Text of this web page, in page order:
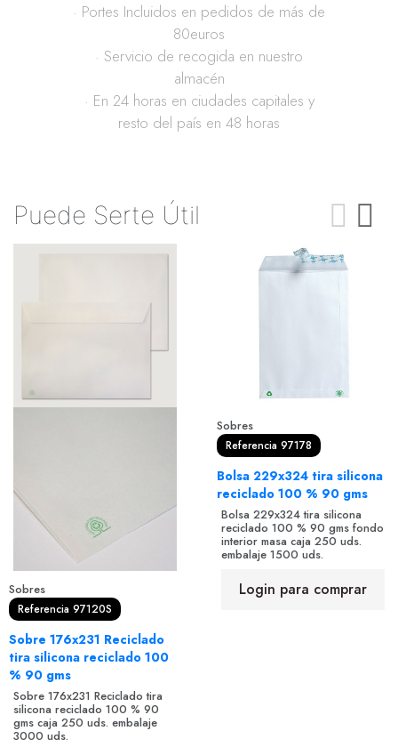
· Portes Incluidos en pedidos de más de
80euros
· Servicio de recogida en nuestro
almacén
· En 24 horas en ciudades capitales y
resto del país en 48 horas
Puede Serte Útil
Sobres
Referencia 97120S
Sobre 176x231 Reciclado
tira silicona reciclado 100
% 90 gms
Sobre 176x231 Reciclado tira
silicona reciclado 100 % 90
gms caja 250 uds. embalaje
3000 uds.
Sobres
Referencia 97178
Bolsa 229x324 tira silicona
reciclado 100 % 90 gms
Bolsa 229x324 tira silicona
reciclado 100 % 90 gms fondo
interior masa caja 250 uds.
embalaje 1500 uds.
Login para comprar